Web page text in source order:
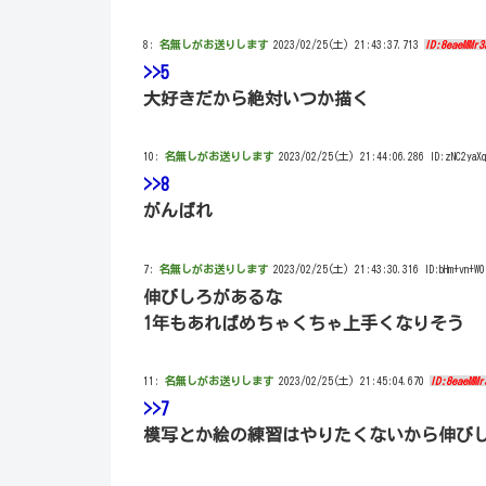
8: 名無しがお送りします 2023/02/25(土) 21:43:37.713
>>5
大好きだから絶対いつか描く
10: 名無しがお送りします 2023/02/25(土) 21:44:06.286
>>8
がんばれ
7: 名無しがお送りします 2023/02/25(土) 21:43:30.316 ID:bHm+vn+W0
伸びしろがあるな
1年もあればめちゃくちゃ上手くなりそう
11: 名無しがお送りします 2023/02/25(土) 21:45:04.670
>>7
模写とか絵の練習はやりたくないから伸び